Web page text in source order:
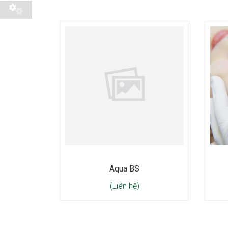
Aqua BS
(Liên hệ)